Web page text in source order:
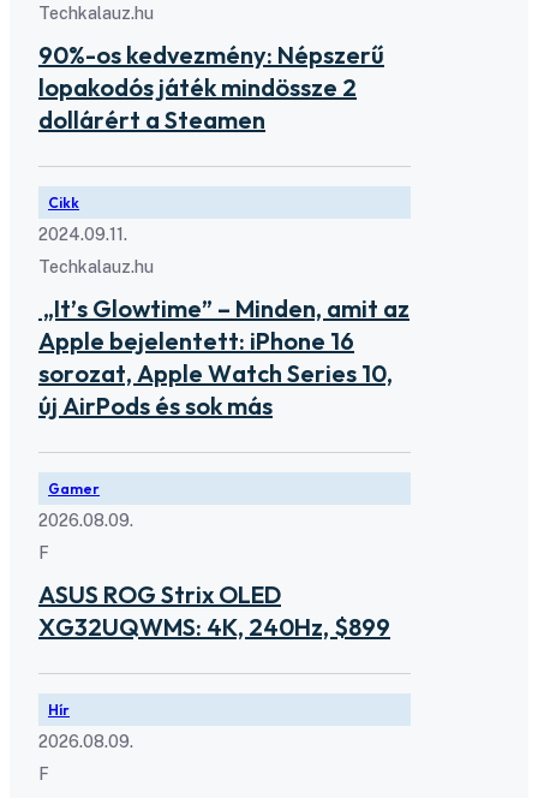
Techkalauz.hu
90%-os kedvezmény: Népszerű
lopakodós játék mindössze 2
dollárért a Steamen
Cikk
2024.09.11.
Techkalauz.hu
„It’s Glowtime” – Minden, amit az
Apple bejelentett: iPhone 16
sorozat, Apple Watch Series 10,
új AirPods és sok más
Gamer
2026.08.09.
F
ASUS ROG Strix OLED
XG32UQWMS: 4K, 240Hz, $899
Hír
2026.08.09.
F